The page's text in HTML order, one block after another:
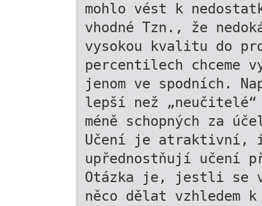
mohlo vést k
vhodné Tzn., že
vysokou kvalitu do
percentilech chceme
jenom ve spodních.
lepší než „neučitelé“
méně schopných za
Učení je atraktivní, i
upřednostňují učení
Otázka je, jestli se
něco dělat vzhledem